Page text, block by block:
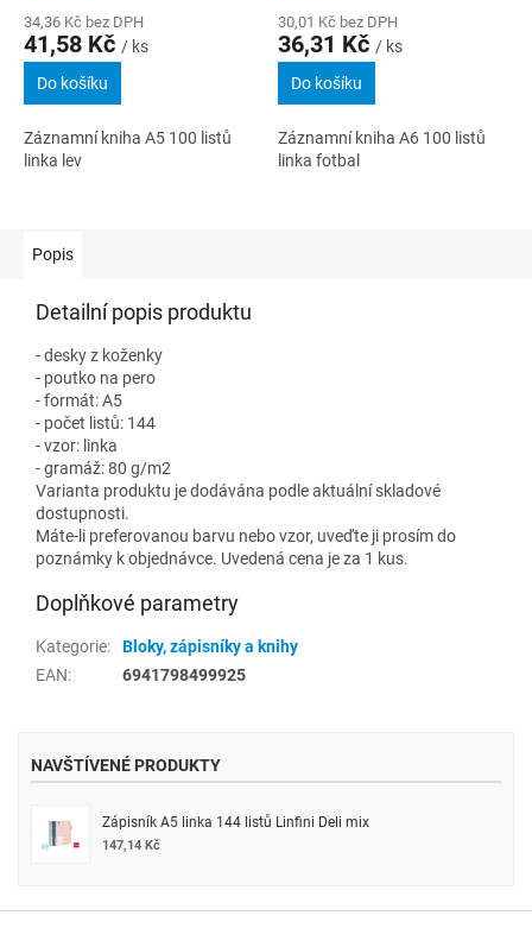
34,36 Kč bez DPH
41,58 Kč / ks
Do košíku
Záznamní kniha A5 100 listů
linka lev
30,01 Kč bez DPH
36,31 Kč / ks
Do košíku
Záznamní kniha A6 100 listů
linka fotbal
Popis
Detailní popis produktu
- desky z koženky
- poutko na pero
- formát: A5
- počet listů: 144
- vzor: linka
- gramáž: 80 g/m2
Varianta produktu je dodávána podle aktuální skladové
dostupnosti.
Máte-li preferovanou barvu nebo vzor, uveďte ji prosím do
poznámky k objednávce. Uvedená cena je za 1 kus.
Doplňkové parametry
Kategorie:
Bloky, zápisníky a knihy
EAN: 6941798499925
NAVŠTÍVENÉ PRODUKTY
Zápisník A5 linka 144 listů Linfini Deli mix
147,14 Kč